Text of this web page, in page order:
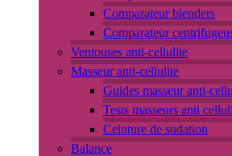
Comparateur blenders
Comparateur
Ventouses anti-cellulite
Masseur anti-cellulite
Guides masseur anti-
Tests masseurs anti
Ceinture de sudation
Balance